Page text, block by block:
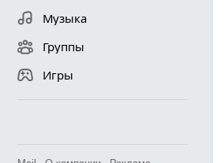
Музыка
Группы
Игры